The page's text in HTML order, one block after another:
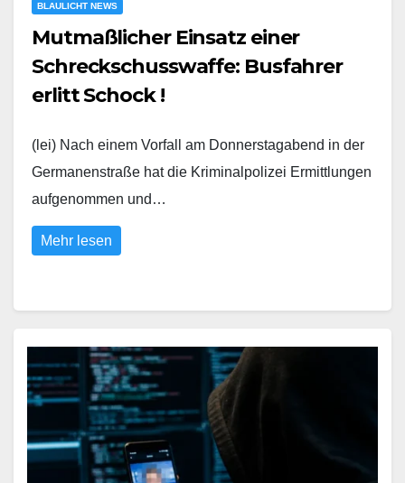
BLAULICHT NEWS
Mutmaßlicher Einsatz einer
Schreckschusswaffe: Busfahrer
erlitt Schock !
(lei) Nach einem Vorfall am Donnerstagabend in der
Germanenstraße hat die Kriminalpolizei Ermittlungen
aufgenommen und…
Mehr lesen